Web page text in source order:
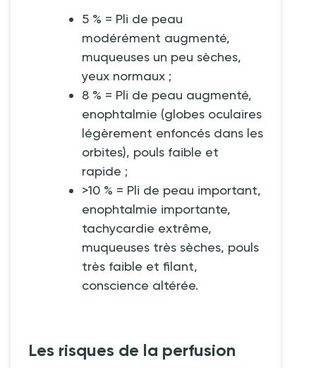
5 % = Pli de peau
modérément augmenté,
muqueuses un peu sèches,
yeux normaux ;
8 % = Pli de peau augmenté,
enophtalmie (globes oculaires
légèrement enfoncés dans les
orbites), pouls faible et
rapide ;
>10 % = Pli de peau important,
enophtalmie importante,
tachycardie extrême,
muqueuses très sèches, pouls
très faible et filant,
conscience altérée.
Les risques de la perfusion